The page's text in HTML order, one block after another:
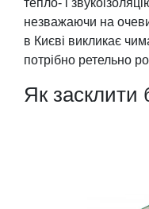
тепло- і
незважаючи на
в Києві викликає
потрібно ретельно
Як засклити
Відповідь на це